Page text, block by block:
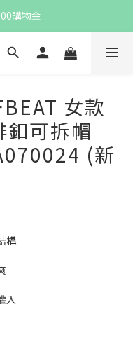
購物金
購物金
優惠
女款
釦可拆帽
(新
構
入